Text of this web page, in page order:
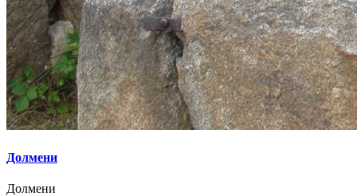
Долмени
Долмени